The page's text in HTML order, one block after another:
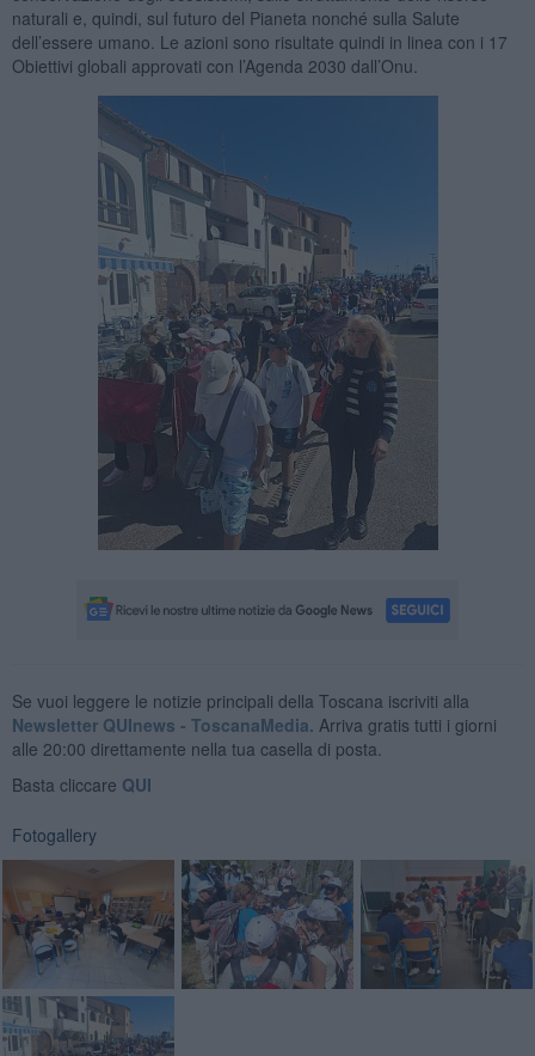
naturali e, quindi, sul futuro del Pianeta nonché sulla Salute
dell’essere umano. Le azioni sono risultate quindi in linea con i 17
Obiettivi globali approvati con l’Agenda 2030 dall’Onu.
Se vuoi leggere le notizie principali della Toscana iscriviti alla
Newsletter QUInews - ToscanaMedia. Arriva gratis tutti i giorni
alle 20:00 direttamente nella tua casella di posta.
Basta cliccare QUI
Fotogallery